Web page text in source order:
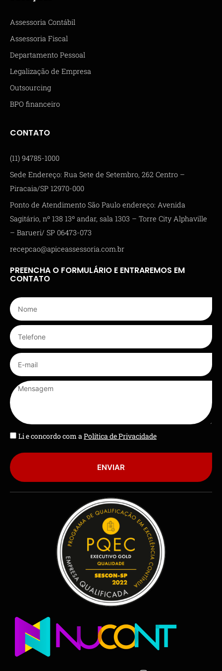
Assessoria Contábil
Assessoria Fiscal
Departamento Pessoal
Legalização de Empresa
Outsourcing
BPO financeiro
CONTATO
(11) 94785-1000
Sede Endereço: Rua Sete de Setembro, 262 Centro –
Piracaia/SP 12970-000
Ponto de Atendimento São Paulo endereço: Avenida
Sagitário, nº 138 13º andar, sala 1303 – Torre City Alphaville
– Barueri/ SP 06473-073
recepcao@apiceassessoria.com.br
PREENCHA O FORMULÁRIO E ENTRAREMOS EM
CONTATO
Li e concordo com aPolítica de Privacidade
ENVIAR